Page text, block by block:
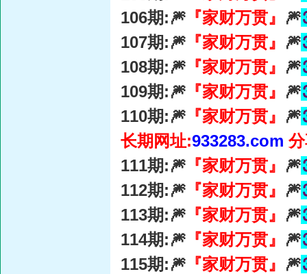
106期:🎆 『家财万贯』 🎆
107期:🎆 『家财万贯』 🎆
108期:🎆 『家财万贯』 🎆
109期:🎆 『家财万贯』 🎆
110期:🎆 『家财万贯』 🎆
长期网址:933283.com
111期:🎆 『家财万贯』 🎆
112期:🎆 『家财万贯』 🎆
113期:🎆 『家财万贯』 🎆
114期:🎆 『家财万贯』 🎆
115期:🎆 『家财万贯』 🎆